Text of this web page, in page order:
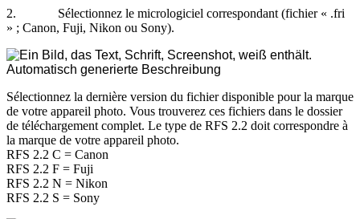
2. Sélectionnez le micrologiciel correspondant (fichier « .fri
» ; Canon, Fuji, Nikon ou Sony).
Sélectionnez la dernière version du fichier disponible pour la marque
de votre appareil photo. Vous trouverez ces fichiers dans le dossier
de téléchargement complet. Le type de RFS 2.2 doit correspondre à
la marque de votre appareil photo.
RFS 2.2 C = Canon
RFS 2.2 F = Fuji
RFS 2.2 N = Nikon
RFS 2.2 S = Sony